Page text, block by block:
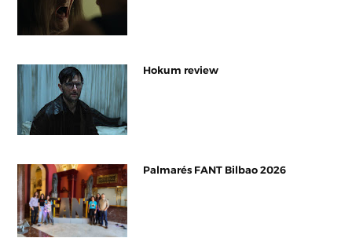
Hokum review
Palmarés FANT Bilbao 2026